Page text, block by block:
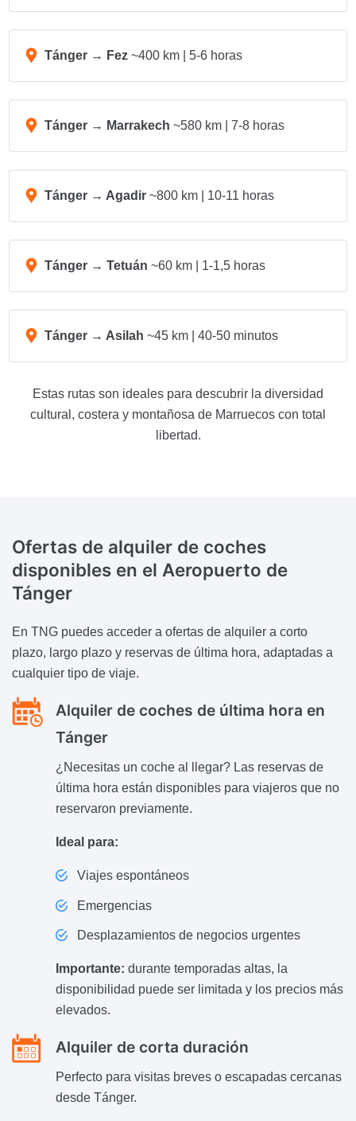
Tánger → Fez ~400 km | 5-6 horas
Tánger → Marrakech ~580 km | 7-8 horas
Tánger → Agadir ~800 km | 10-11 horas
Tánger → Tetuán ~60 km | 1-1,5 horas
Tánger → Asilah ~45 km | 40-50 minutos
Estas rutas son ideales para descubrir la diversidad
cultural, costera y montañosa de Marruecos con total
libertad.
Ofertas de alquiler de coches
disponibles en el Aeropuerto de
Tánger
En TNG puedes acceder a ofertas de alquiler a corto
plazo, largo plazo y reservas de última hora, adaptadas a
cualquier tipo de viaje.
Alquiler de coches de última hora en
Tánger
¿Necesitas un coche al llegar? Las reservas de
última hora están disponibles para viajeros que no
reservaron previamente.
Ideal para:
Viajes espontáneos
Emergencias
Desplazamientos de negocios urgentes
Importante: durante temporadas altas, la
disponibilidad puede ser limitada y los precios más
elevados.
Alquiler de corta duración
Perfecto para visitas breves o escapadas cercanas
desde Tánger.